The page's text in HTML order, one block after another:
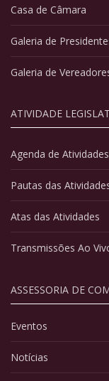
Casa de Câmara
Galeria de
Galeria de
ATIVIDADE
Agenda de Atividades
Pautas das
Atas das Atividades
Transmissões Ao
ASSESSORIA DE
Eventos
Notícias